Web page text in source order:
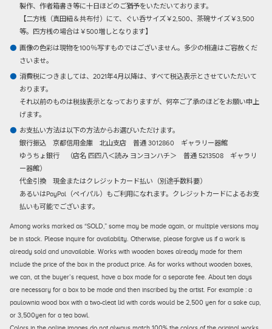
製作、作者箱書き等に十日ほどのご猶予をいただいております。
【二方桟（真田紐＆共布付）にて、ぐい呑サイズ￥2,500、茶碗サイズ￥3,500
等。四方桟の場合は￥500増しとなります】
画像の色彩は現物を100％写すものではございません。多少の相違はご容赦くだ
さいませ。
消費税につきましては、2021年4月以降は、すべて税込表示とさせていただいて
おります。
それ以前のものは税抜表示となっておりますが、何卒ご了承のほどをお願い申上
げます。
お支払い方法は以下の方法からお選びいただけます。
銀行振込京都信用金庫 北山支店 普通 3012860 ギャラリー器館
ゆうちょ銀行 （店名 四四八＜読み ヨンヨンハチ＞ 普通 5213508 ギャラリ
ー器館）
代金引換現金またはクレジットカード払い（別途手数料要）
あるいはPayPal（ペイパル）もご利用になれます。クレジットカードによるお支
払いも可能でございます。
Among works marked as “SOLD,” some may be made again, or multiple versions may
be in stock. Please inquire for availability. Otherwise, please forgive us if a work is
already sold and unavailable. Works with wooden boxes already made for them
include the price of the box in the product price. As for works without wooden boxes,
we can, at the buyer’s request, have a box made for a separate fee. About ten days
are necessary for a box to be made and then inscribed by the artist. For example : a
paulownia wood box with a two-cleat lid with cords would be 2,500 yen for a sake cup,
or 3,500yen for a tea bowl.
Colors in the online images do not always match 100% the colors of the original works.